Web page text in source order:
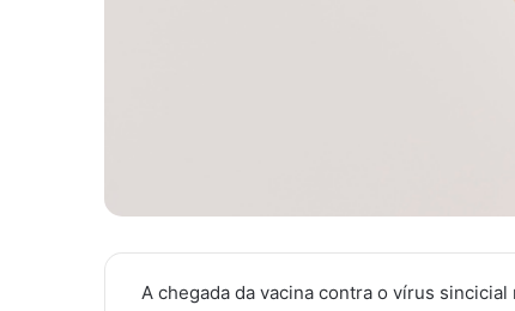
A chegada da vacina contra o vírus